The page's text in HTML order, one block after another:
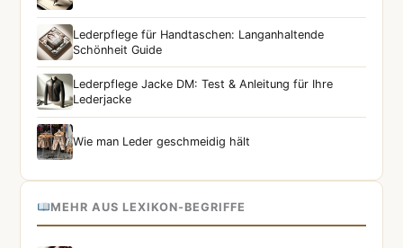
Lederpflege für Handtaschen: Langanhaltende
Schönheit Guide
Lederpflege Jacke DM: Test & Anleitung für Ihre
Lederjacke
Wie man Leder geschmeidig hält
MEHR AUS LEXIKON-BEGRIFFE